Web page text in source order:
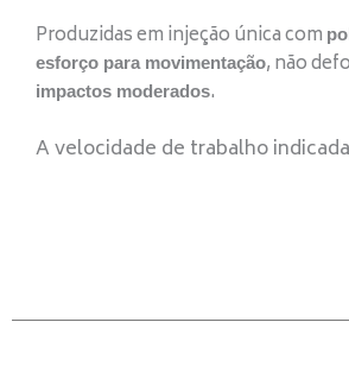
Produzidas em injeção única com
esforço para movimentação, não
impactos moderados.
A velocidade de trabalho